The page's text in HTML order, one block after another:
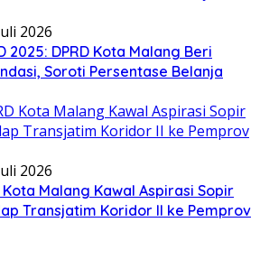
2026
2025: DPRD Kota Malang Beri
Soroti Persentase Belanja
2026
Kota Malang Kawal Aspirasi Sopir
Transjatim Koridor II ke Pemprov